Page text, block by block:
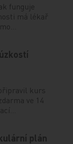
funguje
má lékař
kurs
ve 14
plán